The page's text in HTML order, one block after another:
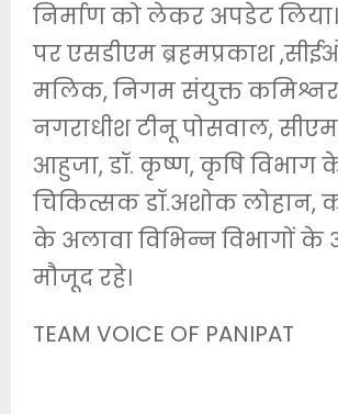
निर्माण को लेकर अपडेट
पर एसडीएम ब्रह़मप्रकाश
मलिक, निगम संयुक्त कमिश्नर
नगराधीश टीनू पोसवाल,
आहुजा, डॉ. कृष्ण, कृषि विभाग
चिकित्सक डॉ.अशोक लोहान,
के अलावा विभिन्न विभागों के
मौजूद रहे।
TEAM VOICE OF PANIPAT